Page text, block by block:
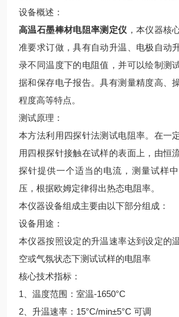
设备概述：
高温石墨棒材电阻率测定仪 ，本仪器核
准要求订做，具有自动升温、电极自动
录不同温度下的电阻值，并可以绘制测
据和保存电子报告。具有测量精度高、
程度高等特点。
测试原理：
本方法利用四探针法测试电阻率。在一
用四根探针接触在试样的表面上，由恒
探针提供一个适当的电流，测量试样
压，根据欧姆定律得出热态电阻率。
本仪器设备组成主要由以下部分组成：
设备用途：
本仪器按照设定的升温速率达到设定的
空或气氛状态下测试试样的电阻率
核心技术指标：
1、温度范围：室温-1650°C
2、升温速率：15°C/min±5°C 可调